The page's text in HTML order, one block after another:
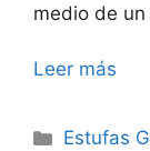
medio de
Leer más
Estufas